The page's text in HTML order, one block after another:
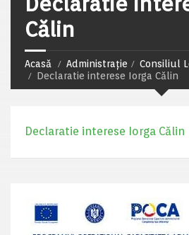
Călin
Acasă Administrație
Consiliul
Declaratie interese Iorga Călin
Declaratie interese Iorga Călin